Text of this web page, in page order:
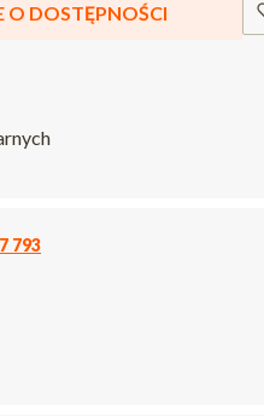
DOSTĘPNOŚCI
793